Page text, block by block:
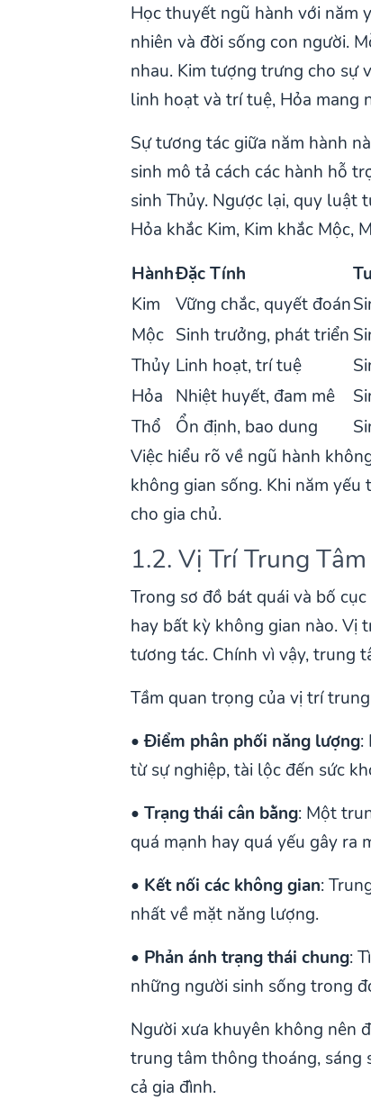
Học thuyết ngũ hành với năm
nhiên và đời sống con người.
nhau. Kim tượng trưng cho sự
linh hoạt và trí tuệ, Hỏa mang
Sự tương tác giữa năm hành
sinh mô tả cách các hành hỗ
sinh Thủy. Ngược lại, quy luật
Hỏa khắc Kim, Kim khắc Mộc,
HànhĐặc Tính
Kim
Vững chắc, quyết đoán
Mộc Sinh trưởng, phát triển
Thủy Linh hoạt, trí tuệ
Hỏa
Nhiệt huyết, đam mê
Thổ
Ổn định, bao dung
Việc hiểu rõ về ngũ hành
không gian sống. Khi năm
cho gia chủ.
1.2. Vị Trí Trung
Trong sơ đồ bát quái và bố
hay bất kỳ không gian nào. Vị
tương tác. Chính vì vậy, trung
Tầm quan trọng của vị trí
•Điểm phân phối năng lượng:
từ sự nghiệp, tài lộc đến sức
•Trạng thái cân bằng: Một
quá mạnh hay quá yếu gây ra
• Kết nối các không gian:
nhất về mặt năng lượng.
• Phản ánh trạng thái chung:
những người sinh sống trong
Người xưa khuyên không nên
trung tâm thông thoáng, sáng
cả gia đình.